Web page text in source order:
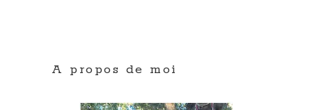
A propos de moi